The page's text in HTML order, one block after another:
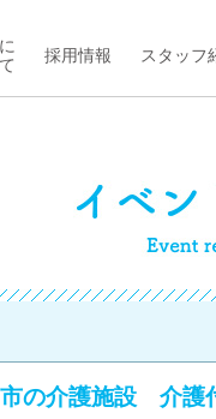
採用情報 スタッフ
の介護施設 介護